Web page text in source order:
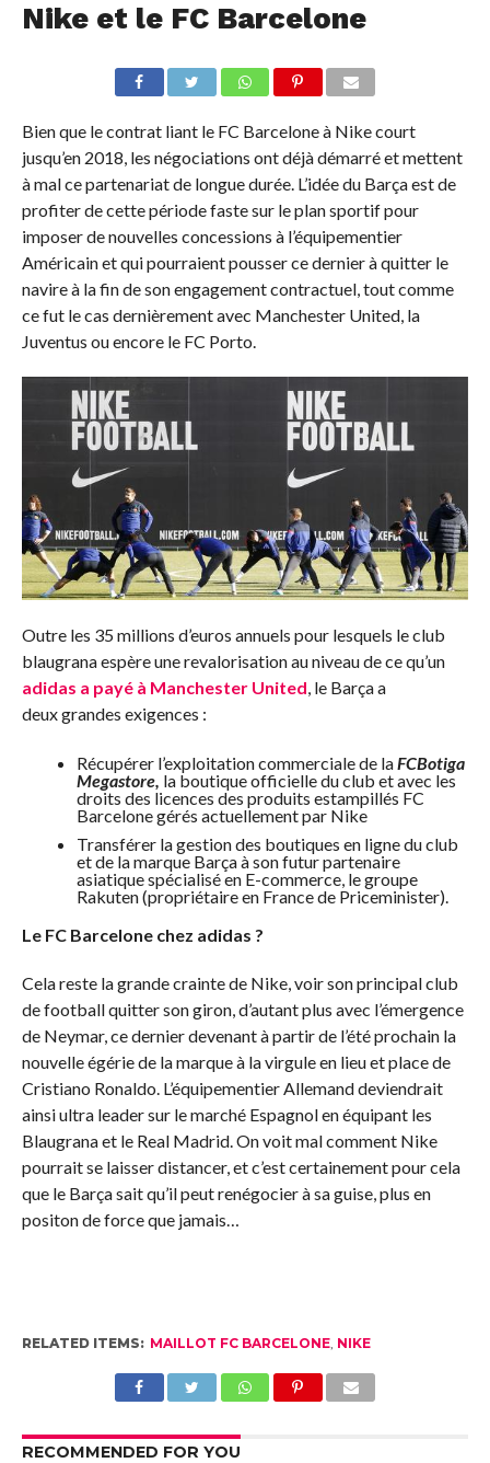
Nike et le FC Barcelone
Bien que le contrat liant le FC Barcelone à Nike court
jusqu’en 2018, les négociations ont déjà démarré et mettent
à mal ce partenariat de longue durée. L’idée du Barça est de
profiter de cette période faste sur le plan sportif pour
imposer de nouvelles concessions à l’équipementier
Américain et qui pourraient pousser ce dernier à quitter le
navire à la fin de son engagement contractuel, tout comme
ce fut le cas dernièrement avec Manchester United, la
Juventus ou encore le FC Porto.
Outre les 35 millions d’euros annuels pour lesquels le club
blaugrana espère une revalorisation au niveau de ce qu’un
adidas a payé à Manchester United, le Barça a
deux grandes exigences :
Récupérer l’exploitation commerciale de laFCBotiga
Megastore, la boutique officielle du club et avec les
droits des licences des produits estampillés FC
Barcelone gérés actuellement par Nike
Transférer la gestion des boutiques en ligne du club
et de la marque Barça à son futur partenaire
asiatique spécialisé en E-commerce, le groupe
Rakuten (propriétaire en France de Priceminister).
Le FC Barcelone chez adidas ?
Cela reste la grande crainte de Nike, voir son principal club
de football quitter son giron, d’autant plus avec l’émergence
de Neymar, ce dernier devenant à partir de l’été prochain la
nouvelle égérie de la marque à la virgule en lieu et place de
Cristiano Ronaldo. L’équipementier Allemand deviendrait
ainsi ultra leader sur le marché Espagnol en équipant les
Blaugrana et le Real Madrid. On voit mal comment Nike
pourrait se laisser distancer, et c’est certainement pour cela
que le Barça sait qu’il peut renégocier à sa guise, plus en
positon de force que jamais…
RELATED ITEMS: MAILLOT FC BARCELONE, NIKE
RECOMMENDED FOR YOU